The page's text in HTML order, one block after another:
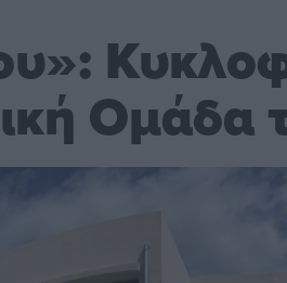
Ομάδα